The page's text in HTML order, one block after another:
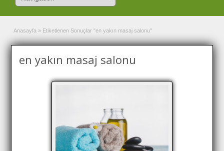
Anasayfa » Etiketlenen Sonuçlar "en yakın masaj salonu"
en yakın masaj salonu